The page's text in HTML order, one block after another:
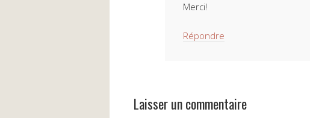
Merci!
Répondre
Laisser un commentaire